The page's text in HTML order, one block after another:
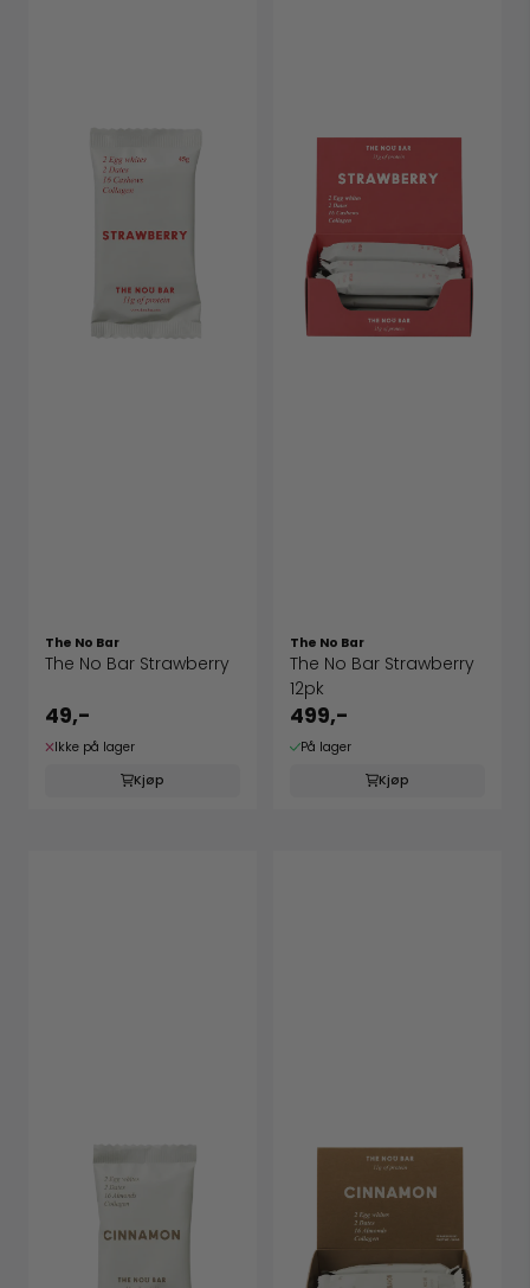
The No Bar
The No Bar Strawberry
49,-
Ikke på lager
Kjøp
The No Bar
The No Bar Strawberry
12pk
499,-
På lager
Kjøp